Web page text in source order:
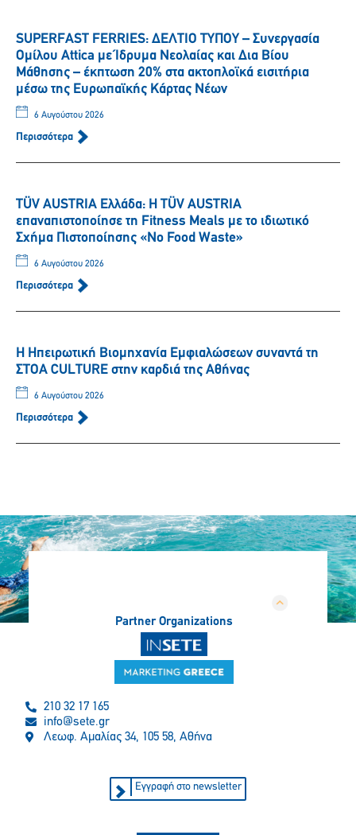
SUPERFAST FERRIES: ΔΕΛΤΙΟ ΤΥΠΟΥ – Συνεργασία
Ομίλου Attica με Ίδρυμα Νεολαίας και Δια Βίου
Μάθησης – έκπτωση 20% στα ακτοπλοϊκά εισιτήρια
μέσω της Ευρωπαϊκής Κάρτας Νέων
6 Αυγούστου 2026
Περισσότερα
TÜV AUSTRIA Ελλάδα: Η TÜV AUSTRIA
επαναπιστοποίησε τη Fitness Meals με το ιδιωτικό
Σχήμα Πιστοποίησης «No Food Waste»
6 Αυγούστου 2026
Περισσότερα
Η Ηπειρωτική Βιομηχανία Εμφιαλώσεων συναντά τη
ΣΤΟΑ CULTURE στην καρδιά της Αθήνας
6 Αυγούστου 2026
Περισσότερα
Partner Organizations
210 32 17 165
info@sete.gr
Λεωφ. Αμαλίας 34, 105 58, Αθήνα
Εγγραφή στο newsletter